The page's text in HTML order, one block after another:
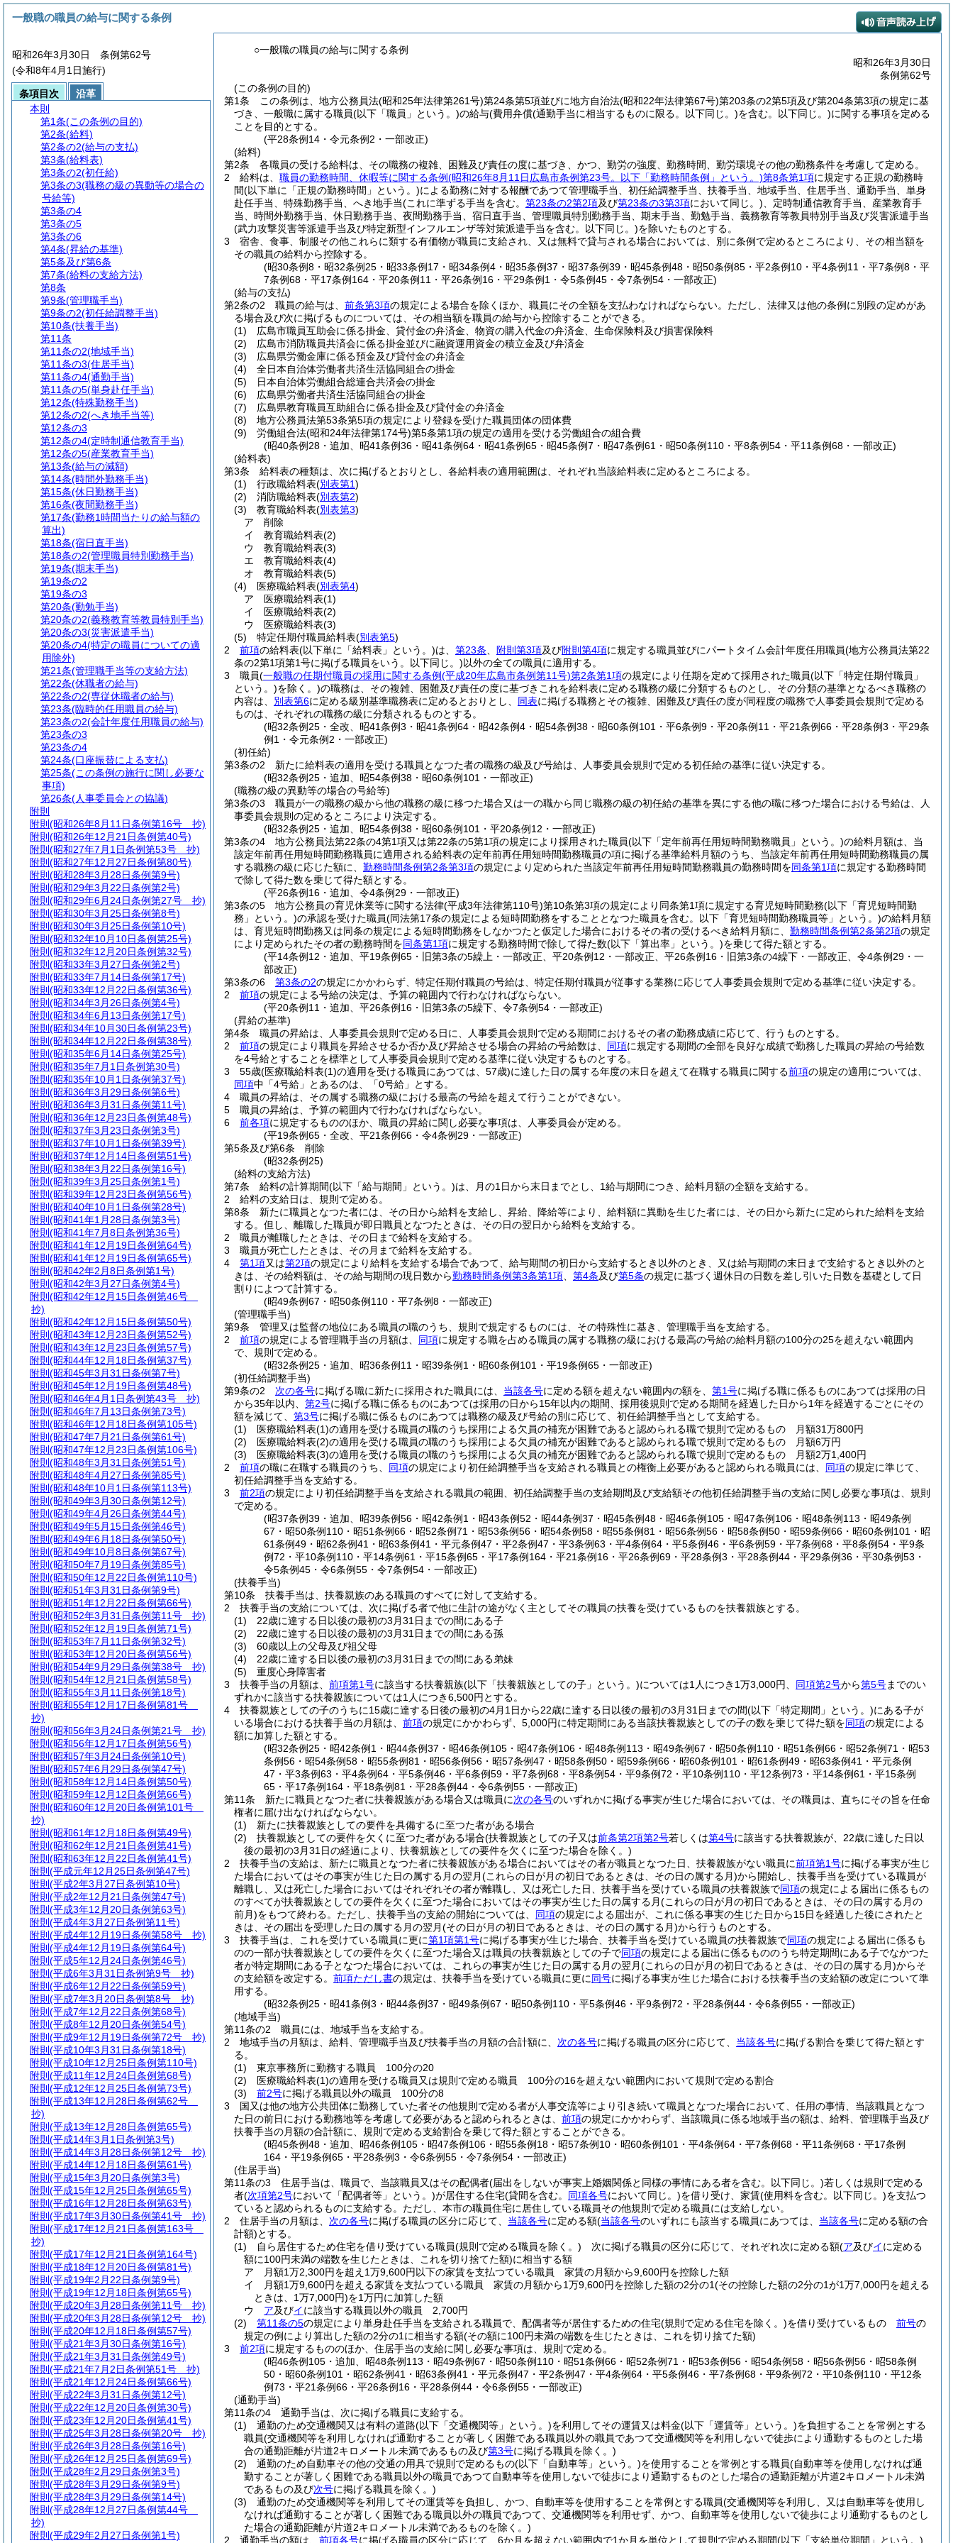
○一般職の職員の給与に関する条例
昭和26年3月30日
条例第62号
(この条例の目的)
第1条
この条例は、地方公務員法(昭和25年法律第261号)第24条第5項並びに地方自治法(昭和22年法律第67号)第203条の2第5項及び第204条第3項の規定に基
づき、一般職に属する職員(以下「職員」という。)の給与(費用弁償(通勤手当に相当するものに限る。以下同じ。)を含む。以下同じ。)に関する事項を定める
ことを目的とする。
(平28条例14・令元条例2・一部改正)
(給料)
第2条
各職員の受ける給料は、その職務の複雑、困難及び責任の度に基づき、かつ、勤労の強度、勤務時間、勤労環境その他の勤務条件を考慮して定める。
2
給料は、 職員の勤務時間、休暇等に関する条例(昭和26年8月11日広島市条例第23号。以下「勤務時間条例」という。)第8条第1項に規定する正規の勤務時
間(以下単に「正規の勤務時間」という。)による勤務に対する報酬であつて管理職手当、初任給調整手当、扶養手当、地域手当、住居手当、通勤手当、単身
赴任手当、特殊勤務手当、へき地手当(これに準ずる手当を含む。 第23条の2第2項及び第23条の3第3項において同じ。) 、定時制通信教育手当、産業教育手
当、時間外勤務手当、休日勤務手当、夜間勤務手当、宿日直手当、管理職員特別勤務手当、期末手当、勤勉手当、義務教育等教員特別手当及び災害派遣手当
(武力攻撃災害等派遣手当及び特定新型インフルエンザ等対策派遣手当を含む。以下同じ。)を除いたものとする。
3
宿舎、食事、制服その他これらに類する有価物が職員に支給され、又は無料で貸与される場合においては、別に条例で定めるところにより、その相当額を
その職員の給料から控除する。
(昭30条例8・昭32条例25・昭33条例17・昭34条例4・昭35条例37・昭37条例39・昭45条例48・昭50条例85・平2条例10・平4条例11・平7条例8・平
7条例68・平17条例164・平20条例11・平26条例16・平29条例1・令5条例45・令7条例54・一部改正)
(給与の支払)
第2条の2
職員の給与は、 前条第3項の規定による場合を除くほか、職員にその全額を支払わなければならない。 ただし、法律又は他の条例に別段の定めがあ
る場合及び次に掲げるものについては、その相当額を職員の給与から控除することができる。
(1)
広島市職員互助会に係る掛金、貸付金の弁済金、物資の購入代金の弁済金、生命保険料及び損害保険料
(2)
広島市消防職員共済会に係る掛金並びに融資運用資金の積立金及び弁済金
(3)
広島県労働金庫に係る預金及び貸付金の弁済金
(4)
全日本自治体労働者共済生活協同組合の掛金
(5)
日本自治体労働組合総連合共済会の掛金
(6)
広島県労働者共済生活協同組合の掛金
(7)
広島県教育職員互助組合に係る掛金及び貸付金の弁済金
(8)
地方公務員法第53条第5項の規定により登録を受けた職員団体の団体費
(9)
労働組合法(昭和24年法律第174号)第5条第1項の規定の適用を受ける労働組合の組合費
(昭40条例28・追加、昭41条例36・昭41条例64・昭41条例65・昭45条例7・昭47条例61・昭50条例110・平8条例54・平11条例68・一部改正)
(給料表)
第3条
給料表の種類は、次に掲げるとおりとし、各給料表の適用範囲は、それぞれ当該給料表に定めるところによる。
(1)
行政職給料表(別表第1)
(2)
消防職給料表(別表第2)
(3)
教育職給料表(別表第3)
ア
削除
イ
教育職給料表(2)
ウ
教育職給料表(3)
エ
教育職給料表(4)
オ
教育職給料表(5)
(4)
医療職給料表(別表第4)
ア
医療職給料表(1)
イ
医療職給料表(2)
ウ
医療職給料表(3)
(5)
特定任期付職員給料表(別表第5)
2
前項の給料表(以下単に「給料表」という。)は、 第23条 附則第3項及び附則第4項に規定する職員並びにパートタイム会計年度任用職員(地方公務員法第22
条の2第1項第1号に掲げる職員をいう。以下同じ。)以外の全ての職員に適用する。
3
職員(一般職の任期付職員の採用に関する条例(平成20年広島市条例第11号)第2条第1項の規定により任期を定めて採用された職員(以下「特定任期付職員」
という。)を除く。)の職務は、その複雑、困難及び責任の度に基づきこれを給料表に定める職務の級に分類するものとし、その分類の基準となるべき職務の
内容は、 別表第6に定める級別基準職務表に定めるとおりとし、 同表に掲げる職務とその複雑、困難及び責任の度が同程度の職務で人事委員会規則で定める
ものは、それぞれの職務の級に分類されるものとする。
(昭32条例25・全改、昭41条例3・昭41条例64・昭42条例4・昭54条例38・昭60条例101・平6条例9・平20条例11・平21条例66・平28条例3・平29条
例1・令元条例2・一部改正)
(初任給)
第3条の2
新たに給料表の適用を受ける職員となつた者の職務の級及び号給は、人事委員会規則で定める初任給の基準に従い決定する。
(昭32条例25・追加、昭54条例38・昭60条例101・一部改正)
(職務の級の異動等の場合の号給等)
第3条の3
職員が一の職務の級から他の職務の級に移つた場合又は一の職から同じ職務の級の初任給の基準を異にする他の職に移つた場合における号給は、人
事委員会規則の定めるところにより決定する。
(昭32条例25・追加、昭54条例38・昭60条例101・平20条例12・一部改正)
第3条の4
地方公務員法第22条の4第1項又は第22条の5第1項の規定により採用された職員(以下「定年前再任用短時間勤務職員」という。)の給料月額は、当
該定年前再任用短時間勤務職員に適用される給料表の定年前再任用短時間勤務職員の項に掲げる基準給料月額のうち、当該定年前再任用短時間勤務職員の属
する職務の級に応じた額に、 勤務時間条例第2条第3項の規定により定められた当該定年前再任用短時間勤務職員の勤務時間を同条第1項に規定する勤務時間
で除して得た数を乗じて得た額とする。
(平26条例16・追加、令4条例29・一部改正)
第3条の5
地方公務員の育児休業等に関する法律(平成3年法律第110号)第10条第3項の規定により同条第1項に規定する育児短時間勤務(以下「育児短時間勤
務」という。)の承認を受けた職員(同法第17条の規定による短時間勤務をすることとなつた職員を含む。以下「育児短時間勤務職員等」という。)の給料月額
は、育児短時間勤務又は同条の規定による短時間勤務をしなかつたと仮定した場合におけるその者の受けるべき給料月額に、 勤務時間条例第2条第2項の規定
により定められたその者の勤務時間を同条第1項に規定する勤務時間で除して得た数(以下「算出率」という。)を乗じて得た額とする。
(平14条例12・追加、平19条例65・旧第3条の5繰上・一部改正、平20条例12・一部改正、平26条例16・旧第3条の4繰下・一部改正、令4条例29・一
部改正)
第3条の6
第3条の2の規定にかかわらず、特定任期付職員の号給は、特定任期付職員が従事する業務に応じて人事委員会規則で定める基準に従い決定する。
2
前項の規定による号給の決定は、予算の範囲内で行わなければならない。
(平20条例11・追加、平26条例16・旧第3条の5繰下、令7条例54・一部改正)
(昇給の基準)
第4条
職員の昇給は、人事委員会規則で定める日に、人事委員会規則で定める期間におけるその者の勤務成績に応じて、行うものとする。
2
前項の規定により職員を昇給させるか否か及び昇給させる場合の昇給の号給数は、 同項に規定する期間の全部を良好な成績で勤務した職員の昇給の号給数
を4号給とすることを標準として人事委員会規則で定める基準に従い決定するものとする。
3
55歳(医療職給料表(1)の適用を受ける職員にあつては、57歳)に達した日の属する年度の末日を超えて在職する職員に関する前項の規定の適用については、
同項中「4号給」とあるのは、「0号給」とする。
4
職員の昇給は、その属する職務の級における最高の号給を超えて行うことができない。
5
職員の昇給は、予算の範囲内で行わなければならない。
6
前各項に規定するもののほか、職員の昇給に関し必要な事項は、人事委員会が定める。
(平19条例65・全改、平21条例66・令4条例29・一部改正)
第5条及び第6条
削除
(昭32条例25)
(給料の支給方法)
第7条
給料の計算期間(以下「給与期間」という。)は、月の1日から末日までとし、1給与期間につき、給料月額の全額を支給する。
2
給料の支給日は、規則で定める。
第8条
新たに職員となつた者には、その日から給料を支給し、昇給、降給等により、給料額に異動を生じた者には、その日から新たに定められた給料を支給
する。 但し、離職した職員が即日職員となつたときは、その日の翌日から給料を支給する。
2
職員が離職したときは、その日まで給料を支給する。
3
職員が死亡したときは、その月まで給料を支給する。
4
第1項又は第2項の規定により給料を支給する場合であつて、給与期間の初日から支給するとき以外のとき、又は給与期間の末日まで支給するとき以外のと
きは、その給料額は、その給与期間の現日数から勤務時間条例第3条第1項 第4条及び第5条の規定に基づく週休日の日数を差し引いた日数を基礎として日
割りによつて計算する。
(昭49条例67・昭50条例110・平7条例8・一部改正)
(管理職手当)
第9条
管理又は監督の地位にある職員の職のうち、規則で規定するものには、その特殊性に基き、管理職手当を支給する。
2
前項の規定による管理職手当の月額は、 同項に規定する職を占める職員の属する職務の級における最高の号給の給料月額の100分の25を超えない範囲内
で、規則で定める。
(昭32条例25・追加、昭36条例11・昭39条例1・昭60条例101・平19条例65・一部改正)
(初任給調整手当)
第9条の2
次の各号に掲げる職に新たに採用された職員には、 当該各号に定める額を超えない範囲内の額を、 第1号に掲げる職に係るものにあつては採用の日
から35年以内、 第2号に掲げる職に係るものにあつては採用の日から15年以内の期間、採用後規則で定める期間を経過した日から1年を経過するごとにその
額を減じて、 第3号に掲げる職に係るものにあつては職務の級及び号給の別に応じて、初任給調整手当として支給する。
(1)
医療職給料表(1)の適用を受ける職員の職のうち採用による欠員の補充が困難であると認められる職で規則で定めるもの 月額31万800円
(2)
医療職給料表(2)の適用を受ける職員の職のうち採用による欠員の補充が困難であると認められる職で規則で定めるもの 月額6万円
(3)
医療職給料表(3)の適用を受ける職員の職のうち採用による欠員の補充が困難であると認められる職で規則で定めるもの 月額2万1,400円
2
前項の職に在職する職員のうち、 同項の規定により初任給調整手当を支給される職員との権衡上必要があると認められる職員には、 同項の規定に準じて、
初任給調整手当を支給する。
3
前2項の規定により初任給調整手当を支給される職員の範囲、初任給調整手当の支給期間及び支給額その他初任給調整手当の支給に関し必要な事項は、規則
で定める。
(昭37条例39・追加、昭39条例56・昭42条例1・昭43条例52・昭44条例37・昭45条例48・昭46条例105・昭47条例106・昭48条例113・昭49条例
67・昭50条例110・昭51条例66・昭52条例71・昭53条例56・昭54条例58・昭55条例81・昭56条例56・昭58条例50・昭59条例66・昭60条例101・昭
61条例49・昭62条例41・昭63条例41・平元条例47・平2条例47・平3条例63・平4条例64・平5条例46・平6条例59・平7条例68・平8条例54・平9条
例72・平10条例110・平14条例61・平15条例65・平17条例164・平21条例16・平26条例69・平28条例3・平28条例44・平29条例36・平30条例53・
令5条例45・令6条例55・令7条例54・一部改正)
(扶養手当)
第10条
扶養手当は、扶養親族のある職員のすべてに対して支給する。
2
扶養手当の支給については、次に掲げる者で他に生計の途がなく主としてその職員の扶養を受けているものを扶養親族とする。
(1)
22歳に達する日以後の最初の3月31日までの間にある子
(2)
22歳に達する日以後の最初の3月31日までの間にある孫
(3)
60歳以上の父母及び祖父母
(4)
22歳に達する日以後の最初の3月31日までの間にある弟妹
(5)
重度心身障害者
3
扶養手当の月額は、 前項第1号に該当する扶養親族(以下「扶養親族としての子」という。)については1人につき1万3,000円、 同項第2号から第5号までのい
ずれかに該当する扶養親族については1人につき6,500円とする。
4
扶養親族としての子のうちに15歳に達する日後の最初の4月1日から22歳に達する日以後の最初の3月31日までの間(以下「特定期間」という。)にある子が
いる場合における扶養手当の月額は、 前項の規定にかかわらず、5,000円に特定期間にある当該扶養親族としての子の数を乗じて得た額を同項の規定による
額に加算した額とする。
(昭32条例25・昭42条例1・昭44条例37・昭46条例105・昭47条例106・昭48条例113・昭49条例67・昭50条例110・昭51条例66・昭52条例71・昭53
条例56・昭54条例58・昭55条例81・昭56条例56・昭57条例47・昭58条例50・昭59条例66・昭60条例101・昭61条例49・昭63条例41・平元条例
47・平3条例63・平4条例64・平5条例46・平6条例59・平7条例68・平8条例54・平9条例72・平10条例110・平12条例73・平14条例61・平15条例
65・平17条例164・平18条例81・平28条例44・令6条例55・一部改正)
第11条
新たに職員となつた者に扶養親族がある場合又は職員に次の各号のいずれかに掲げる事実が生じた場合においては、その職員は、直ちにその旨を任命
権者に届け出なければならない。
(1)
新たに扶養親族としての要件を具備するに至つた者がある場合
(2)
扶養親族としての要件を欠くに至つた者がある場合(扶養親族としての子又は前条第2項第2号若しくは第4号に該当する扶養親族が、22歳に達した日以
後の最初の3月31日の経過により、扶養親族としての要件を欠くに至つた場合を除く。)
2
扶養手当の支給は、新たに職員となつた者に扶養親族がある場合においてはその者が職員となつた日、扶養親族がない職員に前項第1号に掲げる事実が生じ
た場合においてはその事実が生じた日の属する月の翌月(これらの日が月の初日であるときは、その日の属する月)から開始し、扶養手当を受けている職員が
離職し、又は死亡した場合においてはそれぞれその者が離職し、又は死亡した日、扶養手当を受けている職員の扶養親族で同項の規定による届出に係るもの
のすべてが扶養親族としての要件を欠くに至つた場合においてはその事実が生じた日の属する月(これらの日が月の初日であるときは、その日の属する月の
前月)をもつて終わる。 ただし、扶養手当の支給の開始については、 同項の規定による届出が、これに係る事実の生じた日から15日を経過した後にされたと
きは、その届出を受理した日の属する月の翌月(その日が月の初日であるときは、その日の属する月)から行うものとする。
3
扶養手当は、これを受けている職員に更に第1項第1号に掲げる事実が生じた場合、扶養手当を受けている職員の扶養親族で同項の規定による届出に係るも
のの一部が扶養親族としての要件を欠くに至つた場合又は職員の扶養親族としての子で同項の規定による届出に係るもののうち特定期間にある子でなかつた
者が特定期間にある子となつた場合においては、これらの事実が生じた日の属する月の翌月(これらの日が月の初日であるときは、その日の属する月)からそ
の支給額を改定する。 前項ただし書の規定は、扶養手当を受けている職員に更に同号に掲げる事実が生じた場合における扶養手当の支給額の改定について準
用する。
(昭32条例25・昭41条例3・昭44条例37・昭49条例67・昭50条例110・平5条例46・平9条例72・平28条例44・令6条例55・一部改正)
(地域手当)
第11条の2
職員には、地域手当を支給する。
2
地域手当の月額は、給料、管理職手当及び扶養手当の月額の合計額に、 次の各号に掲げる職員の区分に応じて、 当該各号に掲げる割合を乗じて得た額とす
る。
(1)
東京事務所に勤務する職員 100分の20
(2)
医療職給料表(1)の適用を受ける職員又は規則で定める職員 100分の16を超えない範囲内において規則で定める割合
(3)
前2号に掲げる職員以外の職員 100分の8
3
国又は他の地方公共団体に勤務していた者その他規則で定める者が人事交流等により引き続いて職員となつた場合において、任用の事情、当該職員となつ
た日の前日における勤務地等を考慮して必要があると認められるときは、 前項の規定にかかわらず、当該職員に係る地域手当の額は、給料、管理職手当及び
扶養手当の月額の合計額に、規則で定める支給割合を乗じて得た額とすることができる。
(昭45条例48・追加、昭46条例105・昭47条例106・昭55条例18・昭57条例10・昭60条例101・平4条例64・平7条例68・平11条例68・平17条例
164・平19条例65・平28条例3・令6条例55・令7条例54・一部改正)
(住居手当)
第11条の3
住居手当は、職員で、当該職員又はその配偶者(届出をしないが事実上婚姻関係と同様の事情にある者を含む。以下同じ。)若しくは規則で定める
者(次項第2号において「配偶者等」という。)が居住する住宅(貸間を含む。 同項各号において同じ。)を借り受け、家賃(使用料を含む。以下同じ。)を支払つ
ていると認められるものに支給する。 ただし、本市の職員住宅に居住している職員その他規則で定める職員には支給しない。
2
住居手当の月額は、 次の各号に掲げる職員の区分に応じて、 当該各号に定める額(当該各号のいずれにも該当する職員にあつては、 当該各号に定める額の合
計額)とする。
(1)
自ら居住するため住宅を借り受けている職員(規則で定める職員を除く。) 次に掲げる職員の区分に応じて、それぞれ次に定める額(ア及びイに定める
額に100円未満の端数を生じたときは、これを切り捨てた額)に相当する額
ア
月額1万2,300円を超え1万9,600円以下の家賃を支払つている職員 家賃の月額から9,600円を控除した額
イ
月額1万9,600円を超える家賃を支払つている職員 家賃の月額から1万9,600円を控除した額の2分の1(その控除した額の2分の1が1万7,000円を超える
ときは、1万7,000円)を1万円に加算した額
ウ
ア及びイに該当する職員以外の職員 2,700円
(2)
第11条の5の規定により単身赴任手当を支給される職員で、配偶者等が居住するための住宅(規則で定める住宅を除く。)を借り受けているもの 前号の
規定の例により算出した額の2分の1に相当する額(その額に100円未満の端数を生じたときは、これを切り捨てた額)
3
前2項に規定するもののほか、住居手当の支給に関し必要な事項は、規則で定める。
(昭46条例105・追加、昭48条例113・昭49条例67・昭50条例110・昭51条例66・昭52条例71・昭53条例56・昭54条例58・昭56条例56・昭58条例
50・昭60条例101・昭62条例41・昭63条例41・平元条例47・平2条例47・平4条例64・平5条例46・平7条例68・平9条例72・平10条例110・平12条
例73・平21条例66・平26条例16・平28条例44・令6条例55・一部改正)
(通勤手当)
第11条の4
通勤手当は、次に掲げる職員に支給する。
(1)
通勤のため交通機関又は有料の道路(以下「交通機関等」という。)を利用してその運賃又は料金(以下「運賃等」という。)を負担することを常例とする
職員(交通機関等を利用しなければ通勤することが著しく困難である職員以外の職員であつて交通機関等を利用しないで徒歩により通勤するものとした場
合の通勤距離が片道2キロメートル未満であるもの及び第3号に掲げる職員を除く。)
(2)
通勤のため自動車その他の交通の用具で規則で定めるもの(以下「自動車等」という。)を使用することを常例とする職員(自動車等を使用しなければ通
勤することが著しく困難である職員以外の職員であつて自動車等を使用しないで徒歩により通勤するものとした場合の通勤距離が片道2キロメートル未満
であるもの及び次号に掲げる職員を除く。)
(3)
通勤のため交通機関等を利用してその運賃等を負担し、かつ、自動車等を使用することを常例とする職員(交通機関等を利用し、又は自動車等を使用し
なければ通勤することが著しく困難である職員以外の職員であつて、交通機関等を利用せず、かつ、自動車等を使用しないで徒歩により通勤するものとし
た場合の通勤距離が片道2キロメートル未満であるものを除く。)
2
通勤手当の額は、 前項各号に掲げる職員の区分に応じて、6か月を超えない範囲内で1か月を単位として規則で定める期間(以下「支給単位期間」という。)
一般職の職員の給与に関する条例
昭和26年3月30日 条例第62号
(令和8年4月1日施行)
条項目次
沿革
本則
第1条(この条例の目的)
第2条(給料)
第2条の2(給与の支払)
第3条(給料表)
第3条の2(初任給)
第3条の3(職務の級の異動等の場合の
号給等)
第3条の4
第3条の5
第3条の6
第4条(昇給の基準)
第5条及び第6条
第7条(給料の支給方法)
第8条
第9条(管理職手当)
第9条の2(初任給調整手当)
第10条(扶養手当)
第11条
第11条の2(地域手当)
第11条の3(住居手当)
第11条の4(通勤手当)
第11条の5(単身赴任手当)
第12条(特殊勤務手当)
第12条の2(へき地手当等)
第12条の3
第12条の4(定時制通信教育手当)
第12条の5(産業教育手当)
第13条(給与の減額)
第14条(時間外勤務手当)
第15条(休日勤務手当)
第16条(夜間勤務手当)
第17条(勤務1時間当たりの給与額の
算出)
第18条(宿日直手当)
第18条の2(管理職員特別勤務手当)
第19条(期末手当)
第19条の2
第19条の3
第20条(勤勉手当)
第20条の2(義務教育等教員特別手当)
第20条の3(災害派遣手当)
第20条の4(特定の職員についての適
用除外)
第21条(管理職手当等の支給方法)
第22条(休職者の給与)
第22条の2(専従休職者の給与)
第23条(臨時的任用職員の給与)
第23条の2(会計年度任用職員の給与)
第23条の3
第23条の4
第24条(口座振替による支払)
第25条(この条例の施行に関し必要な
事項)
第26条(人事委員会との協議)
附則
附則 (昭和26年8月11日条例第16号 抄)
附則 (昭和26年12月21日条例第40号)
附則 (昭和27年7月1日条例第53号 抄)
附則 (昭和27年12月27日条例第80号)
附則 (昭和28年3月28日条例第9号)
附則 (昭和29年3月22日条例第2号)
附則 (昭和29年6月24日条例第27号 抄)
附則 (昭和30年3月25日条例第8号)
附則 (昭和30年3月25日条例第10号)
附則 (昭和32年10月10日条例第25号)
附則 (昭和32年12月20日条例第32号)
附則 (昭和33年3月27日条例第2号)
附則 (昭和33年7月14日条例第17号)
附則 (昭和33年12月22日条例第36号)
附則 (昭和34年3月26日条例第4号)
附則 (昭和34年6月13日条例第17号)
附則 (昭和34年10月30日条例第23号)
附則 (昭和34年12月22日条例第38号)
附則 (昭和35年6月14日条例第25号)
附則 (昭和35年7月1日条例第30号)
附則 (昭和35年10月1日条例第37号)
附則 (昭和36年3月29日条例第6号)
附則 (昭和36年3月31日条例第11号)
附則 (昭和36年12月23日条例第48号)
附則 (昭和37年3月23日条例第3号)
附則 (昭和37年10月1日条例第39号)
附則 (昭和37年12月14日条例第51号)
附則 (昭和38年3月22日条例第16号)
附則 (昭和39年3月25日条例第1号)
附則 (昭和39年12月23日条例第56号)
附則 (昭和40年10月1日条例第28号)
附則 (昭和41年1月28日条例第3号)
附則 (昭和41年7月8日条例第36号)
附則 (昭和41年12月19日条例第64号)
附則 (昭和41年12月19日条例第65号)
附則 (昭和42年2月8日条例第1号)
附則 (昭和42年3月27日条例第4号)
附則 (昭和42年12月15日条例第46号
抄)
附則 (昭和42年12月15日条例第50号)
附則 (昭和43年12月23日条例第52号)
附則 (昭和43年12月23日条例第57号)
附則 (昭和44年12月18日条例第37号)
附則 (昭和45年3月31日条例第7号)
附則 (昭和45年12月19日条例第48号)
附則 (昭和46年4月1日条例第43号 抄)
附則 (昭和46年7月13日条例第73号)
附則 (昭和46年12月18日条例第105号)
附則 (昭和47年7月21日条例第61号)
附則 (昭和47年12月23日条例第106号)
附則 (昭和48年3月31日条例第51号)
附則 (昭和48年4月27日条例第85号)
附則 (昭和48年10月1日条例第113号)
附則 (昭和49年3月30日条例第12号)
附則 (昭和49年4月26日条例第44号)
附則 (昭和49年5月15日条例第46号)
附則 (昭和49年6月18日条例第50号)
附則 (昭和49年10月8日条例第67号)
附則 (昭和50年7月19日条例第85号)
附則 (昭和50年12月22日条例第110号)
附則 (昭和51年3月31日条例第9号)
附則 (昭和51年12月22日条例第66号)
附則 (昭和52年3月31日条例第11号 抄)
附則 (昭和52年12月19日条例第71号)
附則 (昭和53年7月11日条例第32号)
附則 (昭和53年12月20日条例第56号)
附則 (昭和54年9月29日条例第38号 抄)
附則 (昭和54年12月21日条例第58号)
附則 (昭和55年3月11日条例第18号)
附則 (昭和55年12月17日条例第81号
抄)
附則 (昭和56年3月24日条例第21号 抄)
附則 (昭和56年12月17日条例第56号)
附則 (昭和57年3月24日条例第10号)
附則 (昭和57年6月29日条例第47号)
附則 (昭和58年12月14日条例第50号)
附則 (昭和59年12月12日条例第66号)
附則 (昭和60年12月20日条例第101号
抄)
附則 (昭和61年12月18日条例第49号)
附則 (昭和62年12月21日条例第41号)
附則 (昭和63年12月22日条例第41号)
附則 (平成元年12月25日条例第47号)
附則 (平成2年3月27日条例第10号)
附則 (平成2年12月21日条例第47号)
附則 (平成3年12月20日条例第63号)
附則 (平成4年3月27日条例第11号)
附則 (平成4年12月19日条例第58号 抄)
附則 (平成4年12月19日条例第64号)
附則 (平成5年12月24日条例第46号)
附則 (平成6年3月31日条例第9号 抄)
附則 (平成6年12月22日条例第59号)
附則 (平成7年3月20日条例第8号 抄)
附則 (平成7年12月22日条例第68号)
附則 (平成8年12月20日条例第54号)
附則 (平成9年12月19日条例第72号 抄)
附則 (平成10年3月31日条例第18号)
附則 (平成10年12月25日条例第110号)
附則 (平成11年12月24日条例第68号)
附則 (平成12年12月25日条例第73号)
附則 (平成13年12月28日条例第62号
抄)
附則 (平成13年12月28日条例第65号)
附則 (平成14年3月1日条例第3号)
附則 (平成14年3月28日条例第12号 抄)
附則 (平成14年12月18日条例第61号)
附則 (平成15年3月20日条例第3号)
附則 (平成15年12月25日条例第65号)
附則 (平成16年12月28日条例第63号)
附則 (平成17年3月30日条例第41号 抄)
附則 (平成17年12月21日条例第163号
抄)
附則 (平成17年12月21日条例第164号)
附則 (平成18年12月20日条例第81号)
附則 (平成19年2月22日条例第9号)
附則 (平成19年12月18日条例第65号)
附則 (平成20年3月28日条例第11号 抄)
附則 (平成20年3月28日条例第12号 抄)
附則 (平成20年12月18日条例第57号)
附則 (平成21年3月30日条例第16号)
附則 (平成21年3月31日条例第49号)
附則 (平成21年7月2日条例第51号 抄)
附則 (平成21年12月24日条例第66号)
附則 (平成22年3月31日条例第12号)
附則 (平成22年12月20日条例第30号)
附則 (平成23年12月20日条例第41号)
附則 (平成25年3月28日条例第20号 抄)
附則 (平成26年3月28日条例第16号)
附則 (平成26年12月25日条例第69号)
附則 (平成28年2月29日条例第3号)
附則 (平成28年3月29日条例第9号)
附則 (平成28年3月29日条例第14号)
附則 (平成28年12月27日条例第44号
抄)
附則 (平成29年2月27日条例第1号)